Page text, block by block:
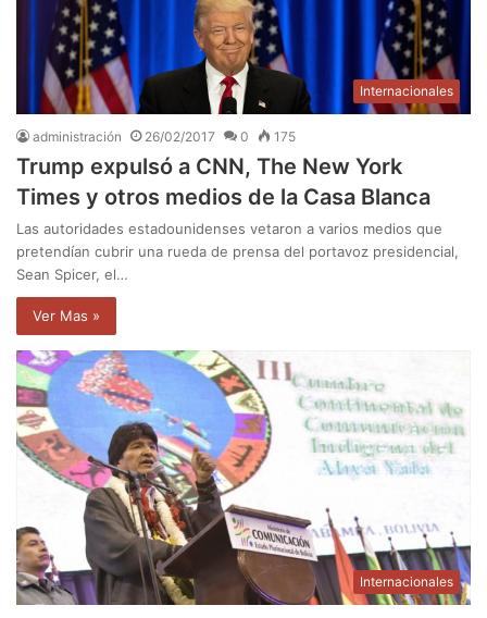
Internacionales
administración 26/02/2017 0 175
Trump expulsó a CNN, The New York
Times y otros medios de la Casa Blanca
Las autoridades estadounidenses vetaron a varios medios que
pretendían cubrir una rueda de prensa del portavoz presidencial,
Sean Spicer, el…
Ver Mas »
Internacionales